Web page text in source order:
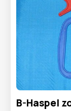
B-Haspel